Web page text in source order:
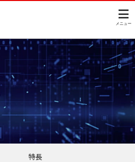
メニュー
特長